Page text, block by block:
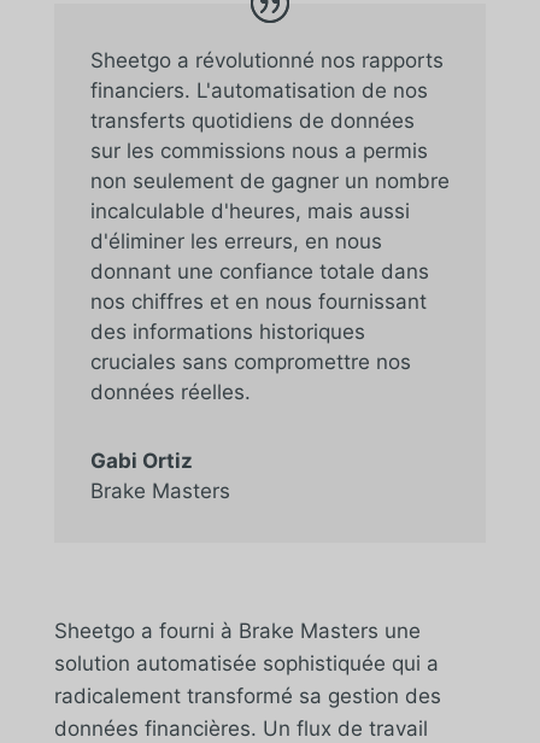
Sheetgo a révolutionné nos rapports
financiers. L'automatisation de nos
transferts quotidiens de données
sur les commissions nous a permis
non seulement de gagner un nombre
incalculable d'heures, mais aussi
d'éliminer les erreurs, en nous
donnant une confiance totale dans
nos chiffres et en nous fournissant
des informations historiques
cruciales sans compromettre nos
données réelles.
Gabi Ortiz
Brake Masters
Sheetgo a fourni à Brake Masters une
solution automatisée sophistiquée qui a
radicalement transformé sa gestion des
données financières. Un flux de travail